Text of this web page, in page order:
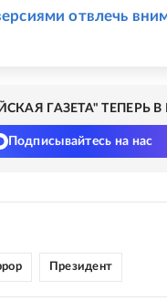
отвлечь
ГАЗЕТА" ТЕПЕРЬ В
Подписывайтесь на нас
Президент